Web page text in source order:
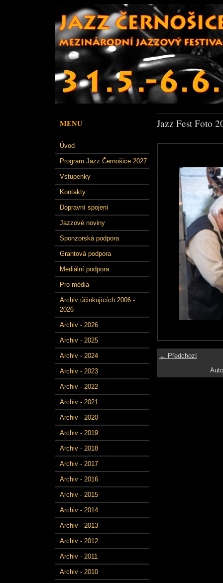
MENU
Úvod
Program Jazz Černošice 2027
Vstupenky
Kontakty
Dopravní spojení
Jazzové noviny
Sponzorská podpora
Grantová podpora
Mediální podpora
Pro média
Archiv účinkujících 2006 -
2026
Archiv - 2026
Archiv - 2025
Archiv - 2024
Archiv - 2023
Archiv - 2022
Archiv - 2021
Archiv - 2020
Archiv - 2019
Archiv - 2018
Archiv - 2017
Archiv - 2016
Archiv - 2015
Archiv - 2014
Archiv - 2013
Archiv - 2012
Archiv - 2011
Archiv - 2010
Jazz Fest Foto
← Předchozí